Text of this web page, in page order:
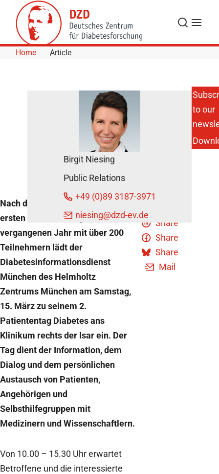
Skip to Content
Search
Menu
Home Article
Nach dem großen Erfolg der
ersten Veranstaltung im
vergangenen Jahr mit über 200
Teilnehmern lädt der
Diabetesinformationsdienst
München des Helmholtz
Zentrums München am Samstag,
15. März zu seinem 2.
Patiententag Diabetes ans
Klinikum rechts der Isar ein. Der
Tag dient der Information, dem
Dialog und dem persönlichen
Austausch von Patienten,
Angehörigen und
Selbsthilfegruppen mit
Medizinern und Wissenschaftlern.
Von 10.00 – 15.30 Uhr erwartet
Betroffene und die interessierte
Share
Share
Share
Mail
Birgit Niesing
Public Relations
+49 (0)89 3187-3971
niesing@dzd-ev.de
to our